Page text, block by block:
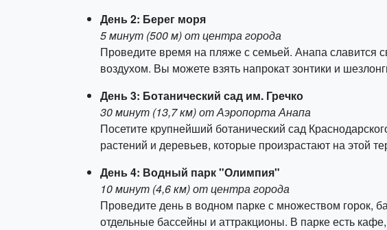
День 2: Берег моря
5 минут (500 м) от центра города
Проведите время на пляже с семьей. Анапа славится
воздухом. Вы можете взять напрокат зонтики и
День 3: Ботанический сад им. Гречко
30 минут (13,7 км) от Аэропорта Анапа
Посетите крупнейший ботанический сад
растений и деревьев, которые произрастают на этой
День 4: Водный парк "Олимпия"
10 минут (4,6 км) от центра города
Проведите день в водном парке с множеством горок,
отдельные бассейны и аттракционы. В парке есть